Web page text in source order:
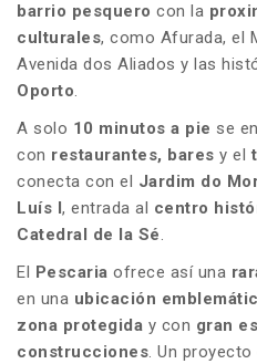
barrio pesquero con la
culturales, como Afurada, el
Avenida dos Aliados y las
Oporto.
A solo 10 minutos a pie se
con restaurantes, bares y el
conecta con el Jardim do
Luís I , entrada al centro
Catedral de la Sé.
El
Pescaria ofrece así una
en una ubicación
zona protegida y con gran
construcciones. Un